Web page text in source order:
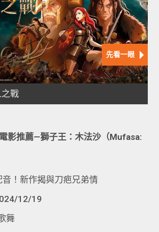
影推薦—獅子王：木法沙（Mufasa:
音！新作揭與刀疤兄弟情‪
12/19
舞